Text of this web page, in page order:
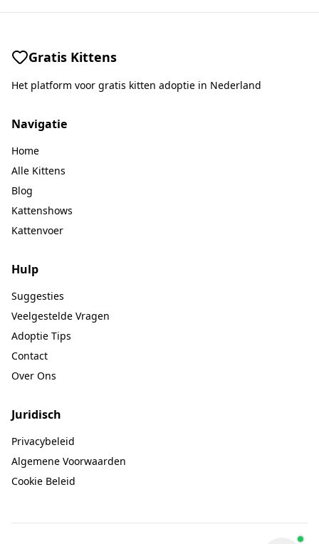
Gratis Kittens
Het platform voor gratis kitten adoptie in Nederland
Navigatie
Home
Alle Kittens
Blog
Kattenshows
Kattenvoer
Hulp
Suggesties
Veelgestelde Vragen
Adoptie Tips
Contact
Over Ons
Juridisch
Privacybeleid
Algemene Voorwaarden
Cookie Beleid